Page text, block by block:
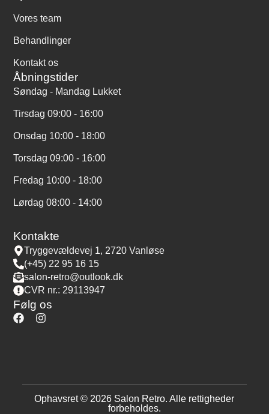
Vores team
Behandlinger
Kontakt os
Åbningstider
Søndag - Mandag Lukket
Tirsdag 09:00 - 16:00
Onsdag 10:00 - 18:00
Torsdag 09:00 - 16:00
Fredag 10:00 - 18:00
Lørdag 08:00 - 14:00
Kontakte
Tryggevældevej 1, 2720 Vanløse
(+45) 22 95 16 15
salon-retro@outlook.dk
CVR nr.: 29113947
Følg os
Ophavsret © 2026 Salon Retro. Alle rettigheder
forbeholdes.